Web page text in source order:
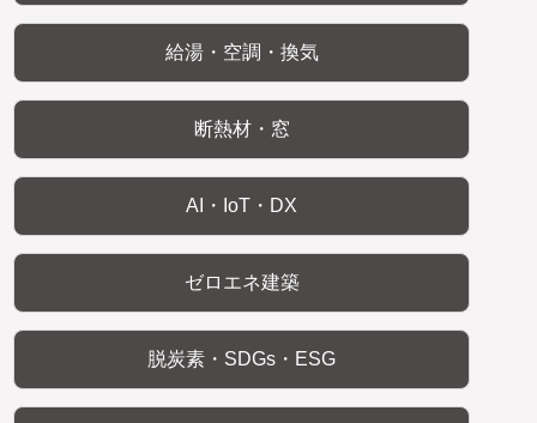
給湯・空調・換気
断熱材・窓
AI・IoT・DX
ゼロエネ建築
脱炭素・SDGs・ESG